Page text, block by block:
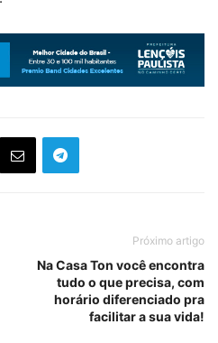
Próximo artigo
Na Casa Ton você encontra
tudo o que precisa, com
horário diferenciado pra
facilitar a sua vida!